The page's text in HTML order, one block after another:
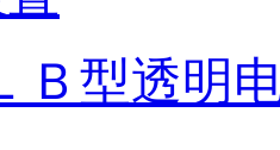
Ｂ型透明